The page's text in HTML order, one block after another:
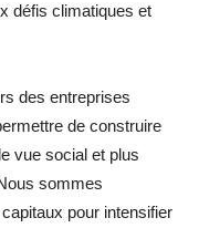
défis climatiques et
des entreprises
de construire
vue social et plus
sommes
pour intensifier